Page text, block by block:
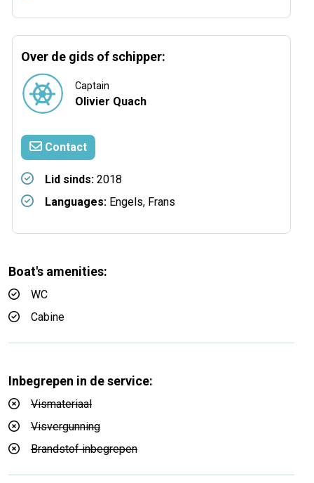
Over de gids of schipper:
Captain
Olivier Quach
Contact
Lid sinds: 2018
Languages: Engels, Frans
Boat's amenities:
WC
Cabine
Inbegrepen in de service:
Vismateriaal
Visvergunning
Brandstof inbegrepen